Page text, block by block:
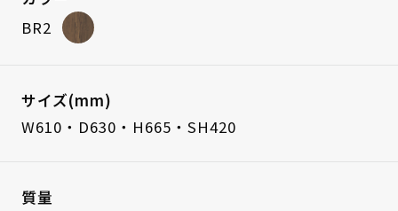
BR2
サイズ(mm)
W610・D630・H665・SH420
質量